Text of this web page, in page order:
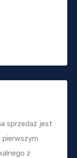
sprzedaż jest
pierwszym
z